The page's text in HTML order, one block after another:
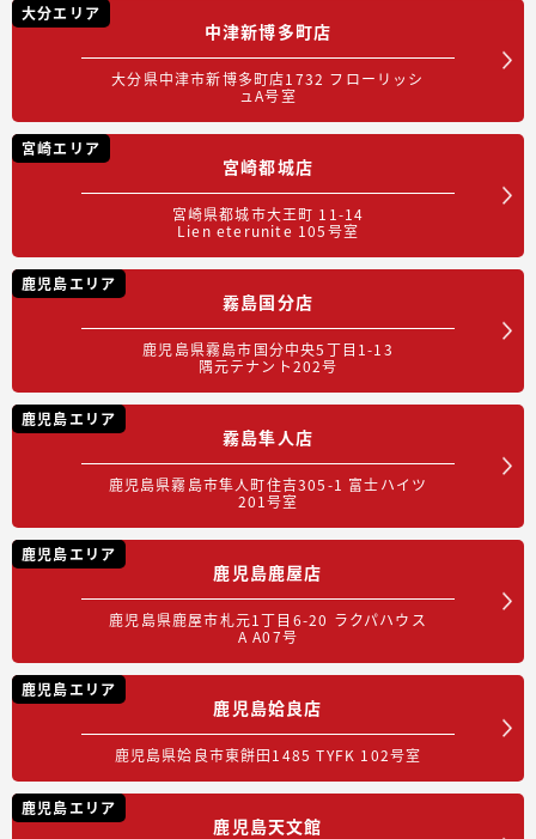
大分エリア
中津新博多町店
大分県中津市新博多町店1732 フローリッシ
ュA号室
宮崎エリア
宮崎都城店
宮崎県都城市大王町 11-14
Lien eterunite 105号室
鹿児島エリア
霧島国分店
鹿児島県霧島市国分中央5丁目1-13
隅元テナント202号
鹿児島エリア
霧島隼人店
鹿児島県霧島市隼人町住吉305-1 富士ハイツ
201号室
鹿児島エリア
鹿児島鹿屋店
鹿児島県鹿屋市札元1丁目6-20 ラクパハウス
A A07号
鹿児島エリア
鹿児島姶良店
鹿児島県姶良市東餅田1485 TYFK 102号室
鹿児島エリア
鹿児島天文館